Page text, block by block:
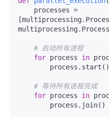
# 启动所有进程
for process in
# 等待所有进程完成
for process in